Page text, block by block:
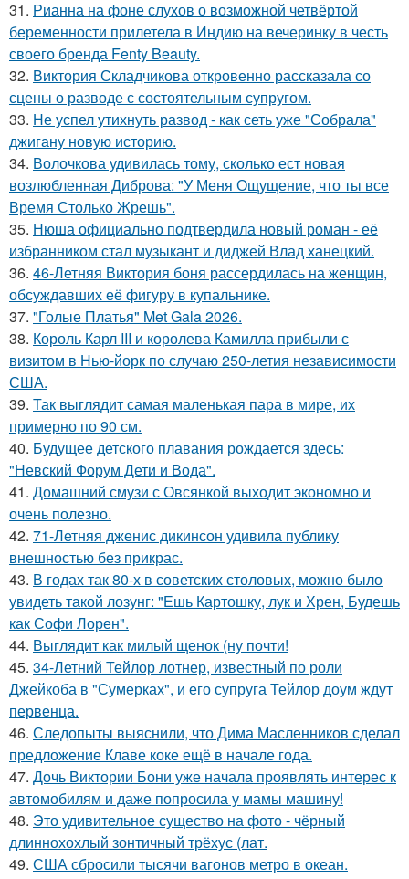
31. Рианна на фоне слухов о возможной четвёртой
беременности прилетела в Индию на вечеринку в честь
своего бренда Fenty Beauty.
32. Виктория Складчикова откровенно рассказала со
сцены о разводе с состоятельным супругом.
33. Не успел утихнуть развод - как сеть уже "Собрала"
джигану новую историю.
34. Волочкова удивилась тому, сколько ест новая
возлюбленная Диброва: "У Меня Ощущение, что ты все
Время Столько Жрешь".
35. Нюша официально подтвердила новый роман - её
избранником стал музыкант и диджей Влад ханецкий.
36. 46-Летняя Виктория боня рассердилась на женщин,
обсуждавших её фигуру в купальнике.
37. "Голые Платья" Met Gala 2026.
38. Король Карл III и королева Камилла прибыли с
визитом в Нью-йорк по случаю 250-летия независимости
США.
39. Так выглядит самая маленькая пара в мире, их
примерно по 90 см.
40. Будущее детского плавания рождается здесь:
"Невский Форум Дети и Вода".
41. Домашний смузи с Овсянкой выходит экономно и
очень полезно.
42. 71-Летняя дженис дикинсон удивила публику
внешностью без прикрас.
43. В годах так 80-х в советских столовых, можно было
увидеть такой лозунг: "Ешь Картошку, лук и Хрен, Будешь
как Софи Лорен".
44. Выглядит как милый щенок (ну почти!
45. 34-Летний Тейлор лотнер, известный по роли
Джейкоба в "Сумерках", и его супруга Тейлор доум ждут
первенца.
46. Следопыты выяснили, что Дима Масленников сделал
предложение Клаве коке ещё в начале года.
47. Дочь Виктории Бони уже начала проявлять интерес к
автомобилям и даже попросила у мамы машину!
48. Это удивительное существо на фото - чёрный
длиннохохлый зонтичный трёхус (лат.
49. США сбросили тысячи вагонов метро в океан.